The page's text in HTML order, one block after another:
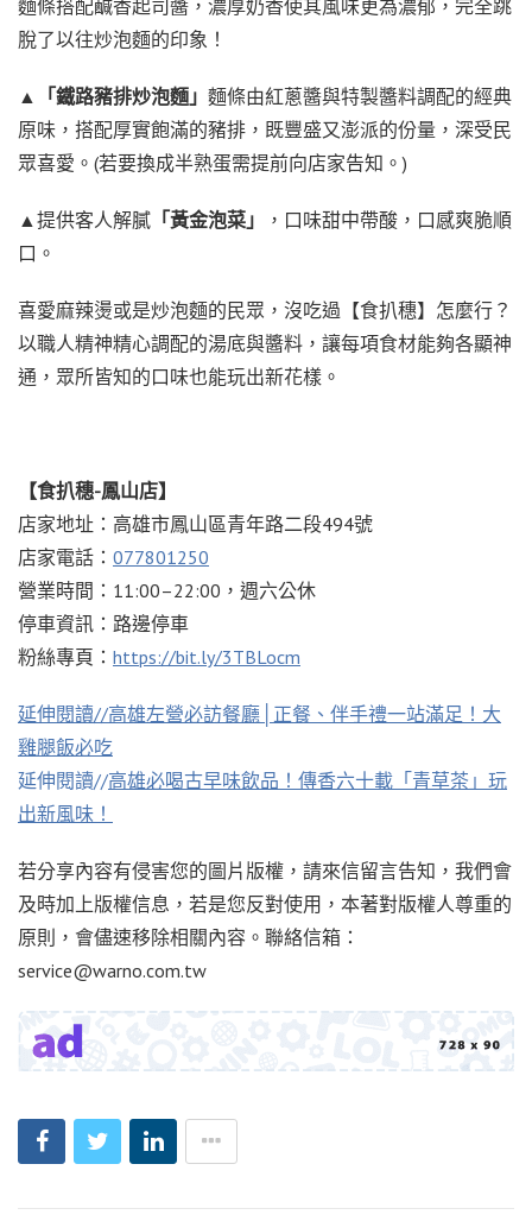
麵條搭配鹹香起司醬，濃厚奶香使其風味更為濃郁，完全跳
脫了以往炒泡麵的印象！
▲ 「鐵路豬排炒泡麵」 麵條由紅蔥醬與特製醬料調配的經典
原味，搭配厚實飽滿的豬排，既豐盛又澎派的份量，深受民
眾喜愛。(若要換成半熟蛋需提前向店家告知。)
▲提供客人解膩 「黃金泡菜」
，口味甜中帶酸，口感爽脆順
口。
喜愛麻辣燙或是炒泡麵的民眾，沒吃過【食扒穗】怎麼行？
以職人精神精心調配的湯底與醬料，讓每項食材能夠各顯神
通，眾所皆知的口味也能玩出新花樣。
【食扒穗-鳳山店】
店家地址：高雄市鳳山區青年路二段494號
店家電話： 077801250
營業時間：11:00–22:00，週六公休
停車資訊：路邊停車
粉絲專頁： https://bit.ly/3TBLocm
延伸閱讀//高雄左營必訪餐廳│正餐、伴手禮一站滿足！大
雞腿飯必吃
延伸閱讀//高雄必喝古早味飲品！傳香六十載「青草茶」玩
出新風味！
若分享內容有侵害您的圖片版權，請來信留言告知，我們會
及時加上版權信息，若是您反對使用，本著對版權人尊重的
原則，會儘速移除相關內容。聯絡信箱：
service@warno.com.tw